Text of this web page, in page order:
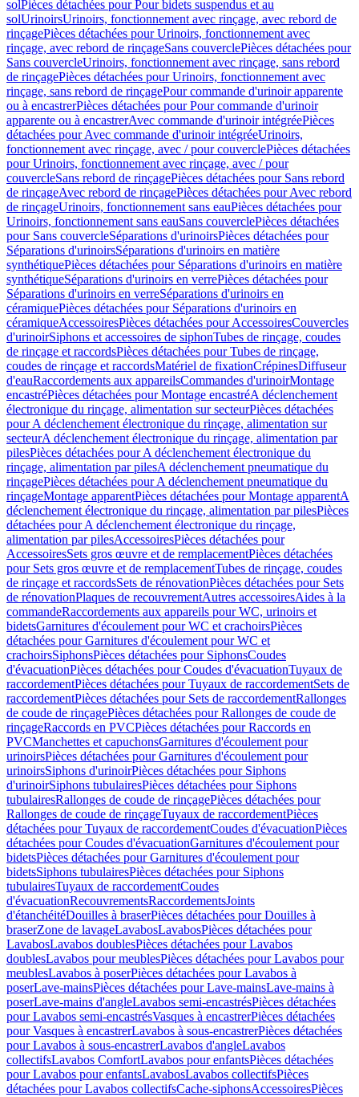
solPièces détachées pour Pour bidets suspendus et au
solUrinoirsUrinoirs, fonctionnement avec rinçage, avec rebord de
rinçagePièces détachées pour Urinoirs, fonctionnement avec
rinçage, avec rebord de rinçageSans couverclePièces détachées pour
Sans couvercleUrinoirs, fonctionnement avec rinçage, sans rebord
de rinçagePièces détachées pour Urinoirs, fonctionnement avec
rinçage, sans rebord de rinçagePour commande d'urinoir apparente
ou à encastrerPièces détachées pour Pour commande d'urinoir
apparente ou à encastrerAvec commande d'urinoir intégréePièces
détachées pour Avec commande d'urinoir intégréeUrinoirs,
fonctionnement avec rinçage, avec / pour couverclePièces détachées
pour Urinoirs, fonctionnement avec rinçage, avec / pour
couvercleSans rebord de rinçagePièces détachées pour Sans rebord
de rinçageAvec rebord de rinçagePièces détachées pour Avec rebord
de rinçageUrinoirs, fonctionnement sans eauPièces détachées pour
Urinoirs, fonctionnement sans eauSans couverclePièces détachées
pour Sans couvercleSéparations d'urinoirsPièces détachées pour
Séparations d'urinoirsSéparations d'urinoirs en matière
synthétiquePièces détachées pour Séparations d'urinoirs en matière
synthétiqueSéparations d'urinoirs en verrePièces détachées pour
Séparations d'urinoirs en verreSéparations d'urinoirs en
céramiquePièces détachées pour Séparations d'urinoirs en
céramiqueAccessoiresPièces détachées pour AccessoiresCouvercles
d'urinoirSiphons et accessoires de siphonTubes de rinçage, coudes
de rinçage et raccordsPièces détachées pour Tubes de rinçage,
coudes de rinçage et raccordsMatériel de fixationCrépinesDiffuseur
d'eauRaccordements aux appareilsCommandes d'urinoirMontage
encastréPièces détachées pour Montage encastréA déclenchement
électronique du rinçage, alimentation sur secteurPièces détachées
pour A déclenchement électronique du rinçage, alimentation sur
secteurA déclenchement électronique du rinçage, alimentation par
pilesPièces détachées pour A déclenchement électronique du
rinçage, alimentation par pilesA déclenchement pneumatique du
rinçagePièces détachées pour A déclenchement pneumatique du
rinçageMontage apparentPièces détachées pour Montage apparentA
déclenchement électronique du rinçage, alimentation par pilesPièces
détachées pour A déclenchement électronique du rinçage,
alimentation par pilesAccessoiresPièces détachées pour
AccessoiresSets gros œuvre et de remplacementPièces détachées
pour Sets gros œuvre et de remplacementTubes de rinçage, coudes
de rinçage et raccordsSets de rénovationPièces détachées pour Sets
de rénovationPlaques de recouvrementAutres accessoiresAides à la
commandeRaccordements aux appareils pour WC, urinoirs et
bidetsGarnitures d'écoulement pour WC et crachoirsPièces
détachées pour Garnitures d'écoulement pour WC et
crachoirsSiphonsPièces détachées pour SiphonsCoudes
d'évacuationPièces détachées pour Coudes d'évacuationTuyaux de
raccordementPièces détachées pour Tuyaux de raccordementSets de
raccordementPièces détachées pour Sets de raccordementRallonges
de coude de rinçagePièces détachées pour Rallonges de coude de
rinçageRaccords en PVCPièces détachées pour Raccords en
PVCManchettes et capuchonsGarnitures d'écoulement pour
urinoirsPièces détachées pour Garnitures d'écoulement pour
urinoirsSiphons d'urinoirPièces détachées pour Siphons
d'urinoirSiphons tubulairesPièces détachées pour Siphons
tubulairesRallonges de coude de rinçagePièces détachées pour
Rallonges de coude de rinçageTuyaux de raccordementPièces
détachées pour Tuyaux de raccordementCoudes d'évacuationPièces
détachées pour Coudes d'évacuationGarnitures d'écoulement pour
bidetsPièces détachées pour Garnitures d'écoulement pour
bidetsSiphons tubulairesPièces détachées pour Siphons
tubulairesTuyaux de raccordementCoudes
d'évacuationRecouvrementsRaccordementsJoints
d'étanchéitéDouilles à braserPièces détachées pour Douilles à
braserZone de lavageLavabosLavabosPièces détachées pour
LavabosLavabos doublesPièces détachées pour Lavabos
doublesLavabos pour meublesPièces détachées pour Lavabos pour
meublesLavabos à poserPièces détachées pour Lavabos à
poserLave-mainsPièces détachées pour Lave-mainsLave-mains à
poserLave-mains d'angleLavabos semi-encastrésPièces détachées
pour Lavabos semi-encastrésVasques à encastrerPièces détachées
pour Vasques à encastrerLavabos à sous-encastrerPièces détachées
pour Lavabos à sous-encastrerLavabos d'angleLavabos
collectifsLavabos ComfortLavabos pour enfantsPièces détachées
pour Lavabos pour enfantsLavabosLavabos collectifsPièces
détachées pour Lavabos collectifsCache-siphonsAccessoiresPièces